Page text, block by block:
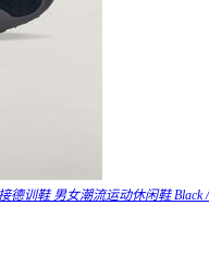
德训鞋 男女潮流运动休闲鞋 Black /